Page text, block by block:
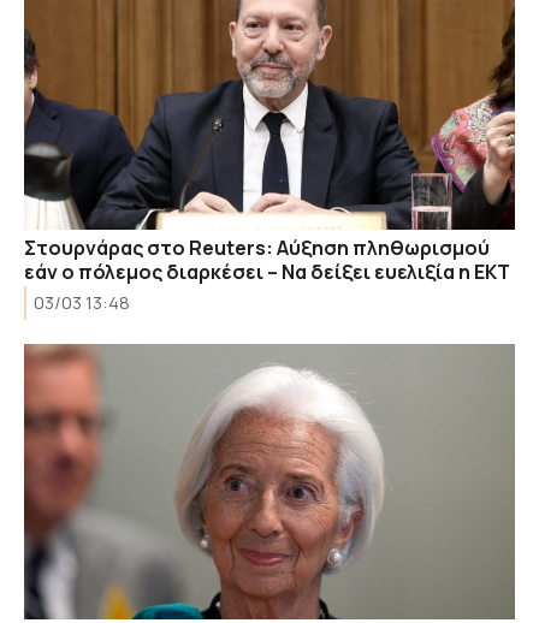
Στουρνάρας στο Reuters: Αύξηση πληθωρισμού
εάν ο πόλεμος διαρκέσει – Nα δείξει ευελιξία η ΕΚΤ
03/03 13:48